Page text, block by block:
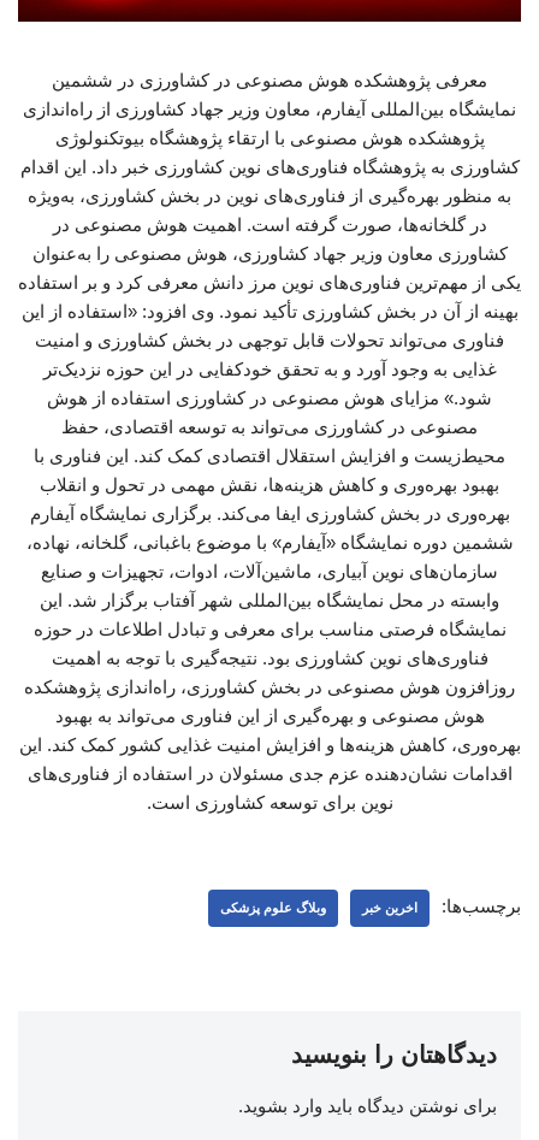
معرفی پژوهشکده هوش مصنوعی در کشاورزی در ششمین
نمایشگاه بین‌المللی آیفارم، معاون وزیر جهاد کشاورزی از راه‌اندازی
پژوهشکده هوش مصنوعی با ارتقاء پژوهشگاه بیوتکنولوژی
کشاورزی به پژوهشگاه فناوری‌های نوین کشاورزی خبر داد. این اقدام
به منظور بهره‌گیری از فناوری‌های نوین در بخش کشاورزی، به‌ویژه
در گلخانه‌ها، صورت گرفته است. اهمیت هوش مصنوعی در
کشاورزی معاون وزیر جهاد کشاورزی، هوش مصنوعی را به‌عنوان
یکی از مهم‌ترین فناوری‌های نوین مرز دانش معرفی کرد و بر استفاده
بهینه از آن در بخش کشاورزی تأکید نمود. وی افزود: «استفاده از این
فناوری می‌تواند تحولات قابل توجهی در بخش کشاورزی و امنیت
غذایی به وجود آورد و به تحقق خودکفایی در این حوزه نزدیک‌تر
شود.» مزایای هوش مصنوعی در کشاورزی استفاده از هوش
مصنوعی در کشاورزی می‌تواند به توسعه اقتصادی، حفظ
محیط‌زیست و افزایش استقلال اقتصادی کمک کند. این فناوری با
بهبود بهره‌وری و کاهش هزینه‌ها، نقش مهمی در تحول و انقلاب
بهره‌وری در بخش کشاورزی ایفا می‌کند. برگزاری نمایشگاه آیفارم
ششمین دوره نمایشگاه «آیفارم» با موضوع باغبانی، گلخانه، نهاده،
سازمان‌های نوین آبیاری، ماشین‌آلات، ادوات، تجهیزات و صنایع
وابسته در محل نمایشگاه بین‌المللی شهر آفتاب برگزار شد. این
نمایشگاه فرصتی مناسب برای معرفی و تبادل اطلاعات در حوزه
فناوری‌های نوین کشاورزی بود. نتیجه‌گیری با توجه به اهمیت
روزافزون هوش مصنوعی در بخش کشاورزی، راه‌اندازی پژوهشکده
هوش مصنوعی و بهره‌گیری از این فناوری می‌تواند به بهبود
بهره‌وری، کاهش هزینه‌ها و افزایش امنیت غذایی کشور کمک کند. این
اقدامات نشان‌دهنده عزم جدی مسئولان در استفاده از فناوری‌های
نوین برای توسعه کشاورزی است.
برچسب‌ها: اخرین خبر وبلاگ علوم پزشکی
دیدگاهتان را بنویسید
برای نوشتن دیدگاه باید وارد بشوید.